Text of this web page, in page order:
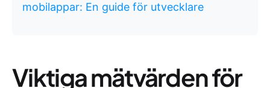
mobilappar: En guide för utvecklare
Viktiga mätvärden för